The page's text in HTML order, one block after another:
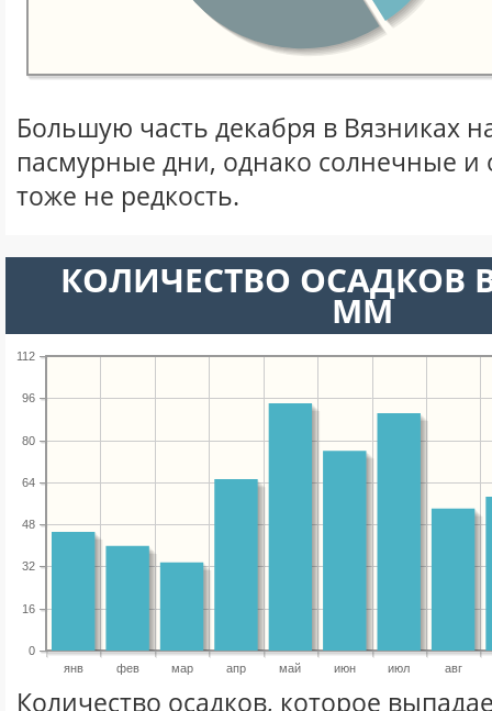
Большую часть декабря в Вязниках
пасмурные дни, однако солнечные
тоже не редкость.
КОЛИЧЕСТВО ОСАДКОВ
ММ
янв фев мар апр май июн июл авг
0
16
32
48
64
80
96
112
Количество осадков, которое